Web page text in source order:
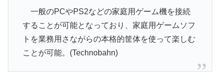
一般のPCやPS2などの家庭用ゲーム機を接続
することが可能となっており、家庭用ゲームソフ
トを業務用さながらの本格的筐体を使って楽しむ
ことが可能。(Technobahn)